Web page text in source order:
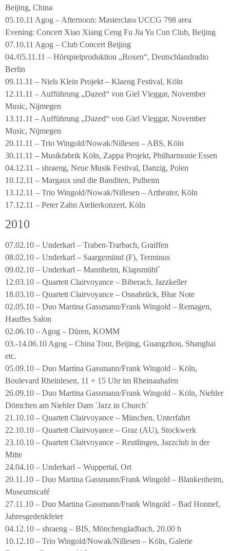
Beijing, China
05.10.11 Agog – Afternoon: Masterclass UCCG 798 area
Evening: Concert Xiao Xiang Ceng Fu Jia Yu Cun Club, Beijing
07.10.11 Agog – Club Concert Beijing
04./05.11.11 – Hörspielproduktion „Boxen“, Deutschlandradio
Berlin
09.11.11 – Niels Klein Projekt – Klaeng Festival, Köln
12.11.11 – Aufführung „Dazed“ von Giel Vleggar, November
Music, Nijmegen
13.11.11 – Aufführung „Dazed“ von Giel Vleggar, November
Music, Nijmegen
20.11.11 – Trio Wingold/Nowak/Nillesen – ABS, Köln
30.11.11 – Musikfabrik Köln, Zappa Projekt, Philharmonie Essen
04.12.11 – shraeng, Neue Musik Festival, Danzig, Polen
10.12.11 – Margaux und die Banditen, Pulheim
13.12.11 – Trio Wingold/Nowak/Nillesen – Artheater, Köln
17.12.11 – Peter Zahn Atelierkonzert, Köln
2010
07.02.10 – Underkarl – Traben-Trarbach, Graiffen
08.02.10 – Underkarl – Saargemünd (F), Terminus
09.02.10 – Underkarl – Mannheim, Klapsmühl´
12.03.10 – Quartett Clairvoyance – Biberach, Jazzkeller
18.03.10 – Quartett Clairvoyance – Osnabrück, Blue Note
02.05.10 – Duo Martina Gassmann/Frank Wingold – Remagen,
Hauffes Salon
02.06.10 – Agog – Düren, KOMM
03.-14.06.10 Agog – China Tour, Beijing, Guangzhou, Shanghai
etc.
05.09.10 – Duo Martina Gassmann/Frank Wingold – Köln,
Boulevard Rheinlesen, 11 + 15 Uhr im Rheinauhafen
26.09.10 – Duo Martina Gassmann/Frank Wingold – Köln, Niehler
Dömchen am Niehler Dam `Jazz in Church´
21.10.10 – Quartett Clairvoyance – München, Unterfahrt
22.10.10 – Quartett Clairvoyance – Graz (AU), Stockwerk
23.10.10 – Quartett Clairvoyance – Reutlingen, Jazzclub in der
Mitte
24.04.10 – Underkarl – Wuppertal, Ort
20.11.10 – Duo Martina Gassmann/Frank Wingold – Blankenheim,
Museumscafé
27.11.10 – Duo Martina Gassmann/Frank Wingold – Bad Honnef,
Jahresgedenkfeier
04.12.10 – shraeng – BIS, Mönchengladbach, 20.00 h
10.12.10 – Trio Wingold/Nowak/Nillesen – Köln, Galerie